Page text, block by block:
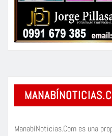
ManabíNoticias.Com es una